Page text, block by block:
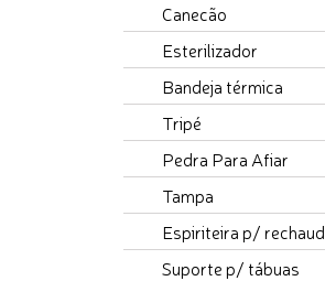
Canecão
Esterilizador
Bandeja térmica
Tripé
Pedra Para Afiar
Tampa
Espiriteira p/ rechaud
Suporte p/ tábuas